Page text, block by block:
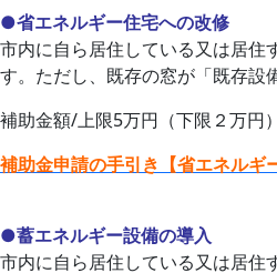
●省エネルギー住宅への改修
市内に自ら居住している又は居住
す。ただし、既存の窓が「既存設
補助金額/上限5万円（下限２万円）
補助金申請の手引き【省エネルギ
●蓄エネルギー設備の導入
市内に自ら居住している又は居住